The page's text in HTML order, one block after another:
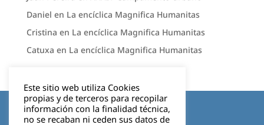
Daniel en La encíclica Magnifica Humanitas
Cristina en La encíclica Magnifica Humanitas
Catuxa en La encíclica Magnifica Humanitas
Aviso legal
Este sitio web utiliza Cookies
propias y de terceros para recopilar
información con la finalidad técnica,
no se recaban ni ceden sus datos de